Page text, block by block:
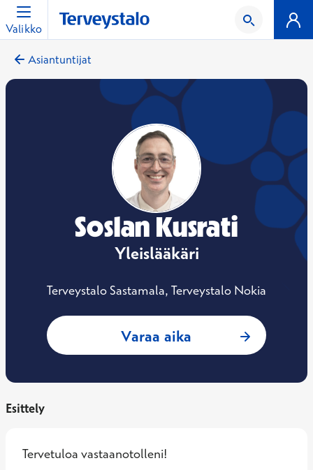
Valikko
Asiantuntijat
Soslan Kusrati
Yleislääkäri
Terveystalo Sastamala, Terveystalo Nokia
Varaa aika : Soslan Kusrati,
Esittely
Tervetuloa vastaanotolleni!